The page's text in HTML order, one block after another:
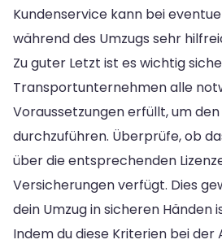
Kundenservice kann bei
während des Umzugs sehr
Zu guter Letzt ist es wichtig
Transportunternehmen alle
Voraussetzungen erfüllt, um
durchzuführen. Überprüfe, ob
über die entsprechenden
Versicherungen verfügt. Dies
dein Umzug in sicheren Händen
Indem du diese Kriterien bei der